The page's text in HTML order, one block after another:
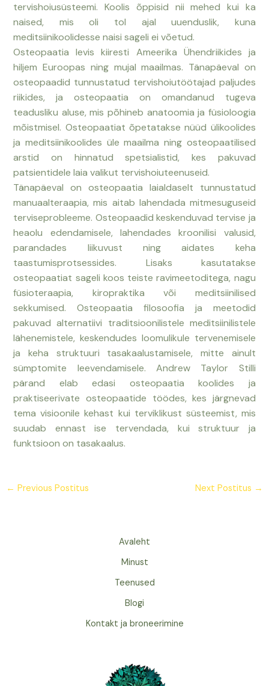
tervishoiusüsteemi. Koolis õppisid nii mehed kui ka
naised, mis oli tol ajal uuenduslik, kuna
meditsiinikoolidesse naisi sageli ei võetud.
Osteopaatia levis kiiresti Ameerika Ühendriikides ja
hiljem Euroopas ning mujal maailmas. Tänapäeval on
osteopaadid tunnustatud tervishoiutöötajad paljudes
riikides, ja osteopaatia on omandanud tugeva
teadusliku aluse, mis põhineb anatoomia ja füsioloogia
mõistmisel. Osteopaatiat õpetatakse nüüd ülikoolides
ja meditsiinikoolides üle maailma ning osteopaatilised
arstid on hinnatud spetsialistid, kes pakuvad
patsientidele laia valikut tervishoiuteenuseid.
Tänapäeval on osteopaatia laialdaselt tunnustatud
manuaalteraapia, mis aitab lahendada mitmesuguseid
terviseprobleeme. Osteopaadid keskenduvad tervise ja
heaolu edendamisele, lahendades kroonilisi valusid,
parandades liikuvust ning aidates keha
taastumisprotsessides. Lisaks kasutatakse
osteopaatiat sageli koos teiste ravimeetoditega, nagu
füsioteraapia, kiropraktika või meditsiinilised
sekkumised.Osteopaatia filosoofia ja meetodid
pakuvad alternatiivi traditsioonilistele meditsiinilistele
lähenemistele, keskendudes loomulikule tervenemisele
ja keha struktuuri tasakaalustamisele, mitte ainult
sümptomite leevendamisele. Andrew Taylor Stilli
pärand elab edasi osteopaatia koolides ja
praktiseerivate osteopaatide töödes, kes järgnevad
tema visioonile kehast kui terviklikust süsteemist, mis
suudab ennast ise tervendada, kui struktuur ja
funktsioon on tasakaalus.
← Previous Postitus Next Postitus →
Avaleht
Minust
Teenused
Blogi
Kontakt ja broneerimine